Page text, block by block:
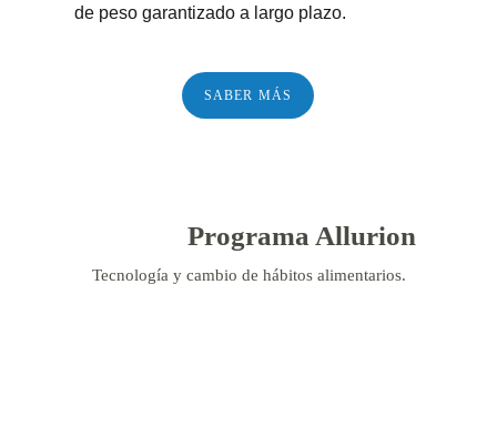
de peso garantizado a largo plazo.
SABER MÁS
Tecnología y cambio de hábitos alimentarios.
Programa Allurion